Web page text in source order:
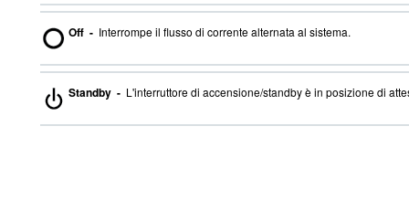
Off - Interrompe il flusso di corrente alternata al sistema.
Standby - L'interruttore di accensione/standby è in posizione di